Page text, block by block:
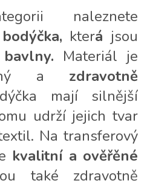
a
c
í
r
y
v
ý
i
s
u
á
n
í
naleznete
která jsou
Materiál je
a zdravotně
mají silnější
udrží jejich tvar
Na transferový
kvalitní a ověřěné
také zdravotně